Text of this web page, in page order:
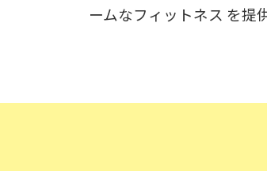
ームなフィットネス を提